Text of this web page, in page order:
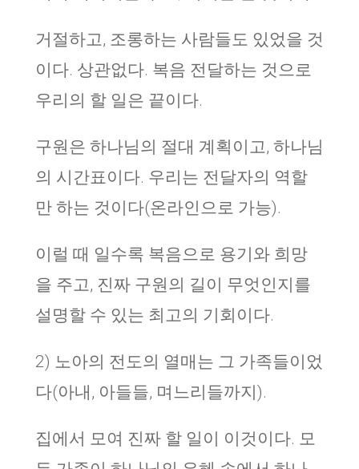
거절하고, 조롱하는 사람들도 있었을 것
이다. 상관없다. 복음 전달하는 것으로
우리의 할 일은 끝이다.
구원은 하나님의 절대 계획이고, 하나님
의 시간표이다. 우리는 전달자의 역할
만 하는 것이다(온라인으로 가능).
이럴 때 일수록 복음으로 용기와 희망
을 주고, 진짜 구원의 길이 무엇인지를
설명할 수 있는 최고의 기회이다.
2) 노아의 전도의 열매는 그 가족들이었
다(아내, 아들들, 며느리들까지).
집에서 모여 진짜 할 일이 이것이다. 모